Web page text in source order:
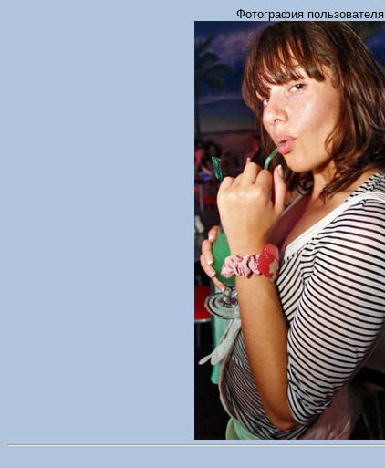
Фотография пользователя